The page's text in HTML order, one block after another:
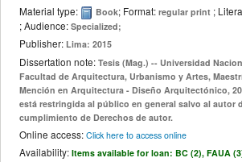
Material type: Book; Format: regular print ;
; Audience: Specialized;
Publisher: Lima: 2015
Dissertation note: Tesis (Mag.) -- Universidad
Facultad de Arquitectura, Urbanismo y Artes,
Mención en Arquitectura - Diseño Arquitectónico,
está restringida al público en general salvo al autor
cumplimiento de Derechos de autor.
Online access: Click here to access online
Availability: Items available for loan: BC (2), FAUA